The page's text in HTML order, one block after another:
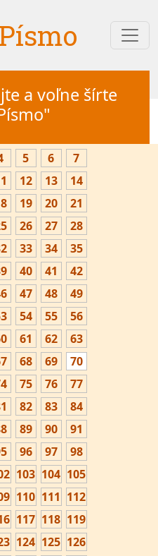
Písmo
a voľne šírte
5 6
7
12 13
14
19 20
21
26 27
28
33 34
35
40 41
42
47 48
49
54 55
56
61 62
63
68 69
70
75 76
77
82 83
84
89 90
91
96 97
98
103 104 105
110 111 112
117 118 119
124 125 126